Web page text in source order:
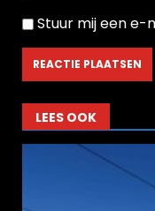
Stuur mij een e-
LEES OOK